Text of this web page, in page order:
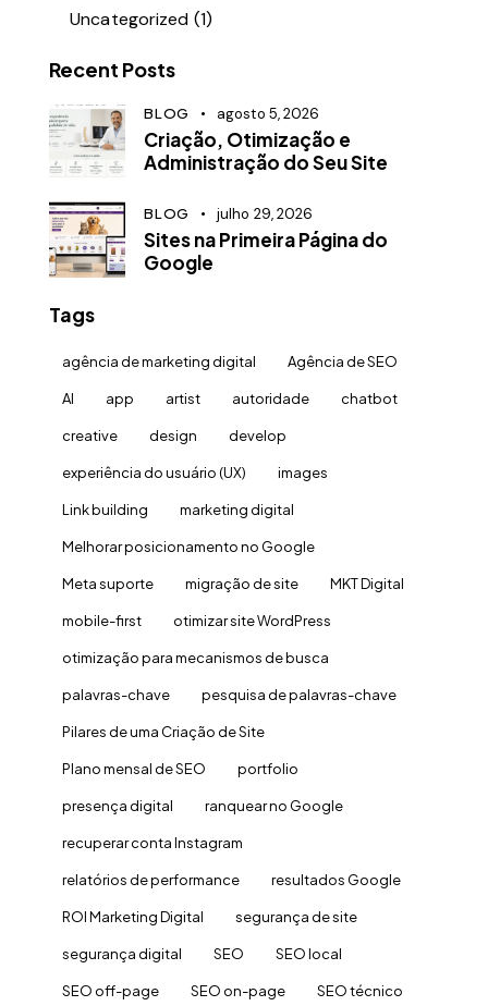
Uncategorized (1)
Recent Posts
BLOG agosto 5, 2026
Criação, Otimização e
Administração do Seu Site
BLOG julho 29, 2026
Sites na Primeira Página do
Google
Tags
agência de marketing digital Agência de SEO
AI app artist autoridade chatbot
creative design develop
experiência do usuário (UX) images
Link building marketing digital
Melhorar posicionamento no Google
Meta suporte migração de site MKT Digital
mobile-first otimizar site WordPress
otimização para mecanismos de busca
palavras-chave pesquisa de palavras-chave
Pilares de uma Criação de Site
Plano mensal de SEO portfolio
presença digital ranquear no Google
recuperar conta Instagram
relatórios de performance resultados Google
ROI Marketing Digital segurança de site
segurança digital SEO SEO local
SEO off-page SEO on-page SEO técnico